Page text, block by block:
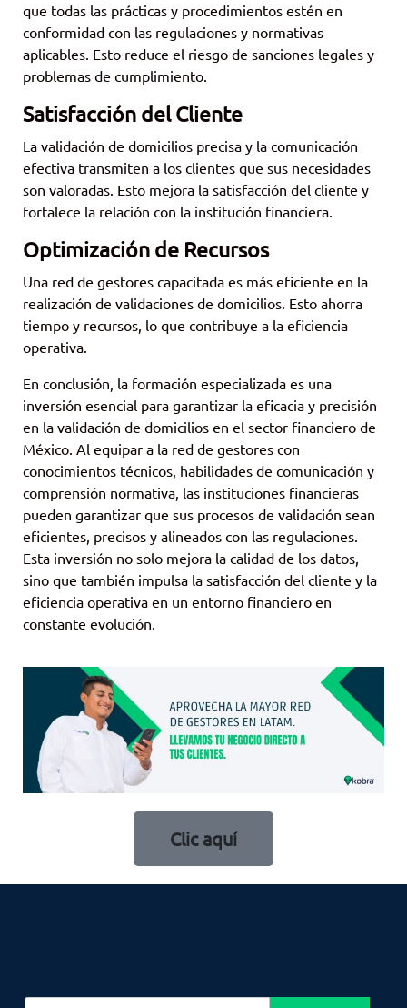
que todas las prácticas y procedimientos estén en
conformidad con las regulaciones y normativas
aplicables. Esto reduce el riesgo de sanciones legales y
problemas de cumplimiento.
Satisfacción del Cliente
La validación de domicilios precisa y la comunicación
efectiva transmiten a los clientes que sus necesidades
son valoradas. Esto mejora la satisfacción del cliente y
fortalece la relación con la institución financiera.
Optimización de Recursos
Una red de gestores capacitada es más eficiente en la
realización de validaciones de domicilios. Esto ahorra
tiempo y recursos, lo que contribuye a la eficiencia
operativa.
En conclusión, la formación especializada es una
inversión esencial para garantizar la eficacia y precisión
en la validación de domicilios en el sector financiero de
México. Al equipar a la red de gestores con
conocimientos técnicos, habilidades de comunicación y
comprensión normativa, las instituciones financieras
pueden garantizar que sus procesos de validación sean
eficientes, precisos y alineados con las regulaciones.
Esta inversión no solo mejora la calidad de los datos,
sino que también impulsa la satisfacción del cliente y la
eficiencia operativa en un entorno financiero en
constante evolución.
Clic aquí